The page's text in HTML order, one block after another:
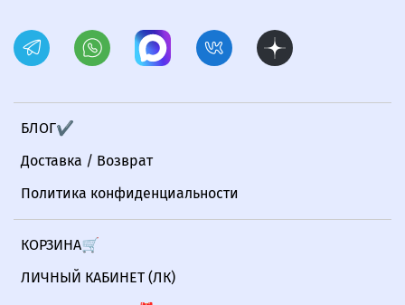
БЛОГ✔
Доставка / Возврат
Политика конфиденциальности
КОРЗИНА🛒
ЛИЧНЫЙ КАБИНЕТ (ЛК)